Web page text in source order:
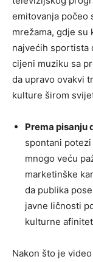
emitovanja počeo
mrežama, gdje su
najvećih sportista
cijeni muziku sa
da upravo ovakvi
kulture širom
Prema pisanju
spontani
mnogo veću
marketinške
da publika
javne ličnosti
kulturne
Nakon što je